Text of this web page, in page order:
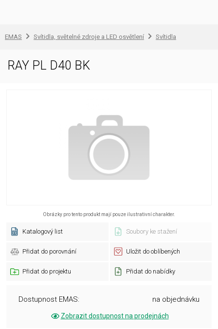
EMAS Svítidla, světelné zdroje a LED osvětlení Svítidla
RAY PL D40 BK
Obrázky pro tento produkt mají pouze ilustrativní charakter.
Katalogový list Soubory ke stažení
Přidat do porovnání Uložit do oblíbených
Přidat do projektu Přidat do nabídky
Dostupnost EMAS: na objednávku
Zobrazit dostupnost na prodejnách